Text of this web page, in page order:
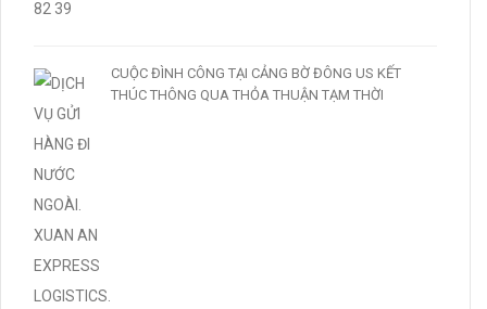
CUỘC ĐÌNH CÔNG TẠI CẢNG BỜ ĐÔNG US KẾT
THÚC THÔNG QUA THỎA THUẬN TẠM THỜI